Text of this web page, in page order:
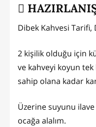
Dibek Kahvesi Tarifi,
2 kişilik olduğu için
ve kahveyi koyun
sahip olana kadar
Üzerine suyunu ilave
ocağa alalım.